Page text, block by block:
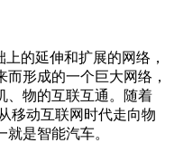
的延伸和扩展的网络，
形成的一个巨大网络，
、物的互联互通。随着
移动互联网时代走向物
是智能汽车。